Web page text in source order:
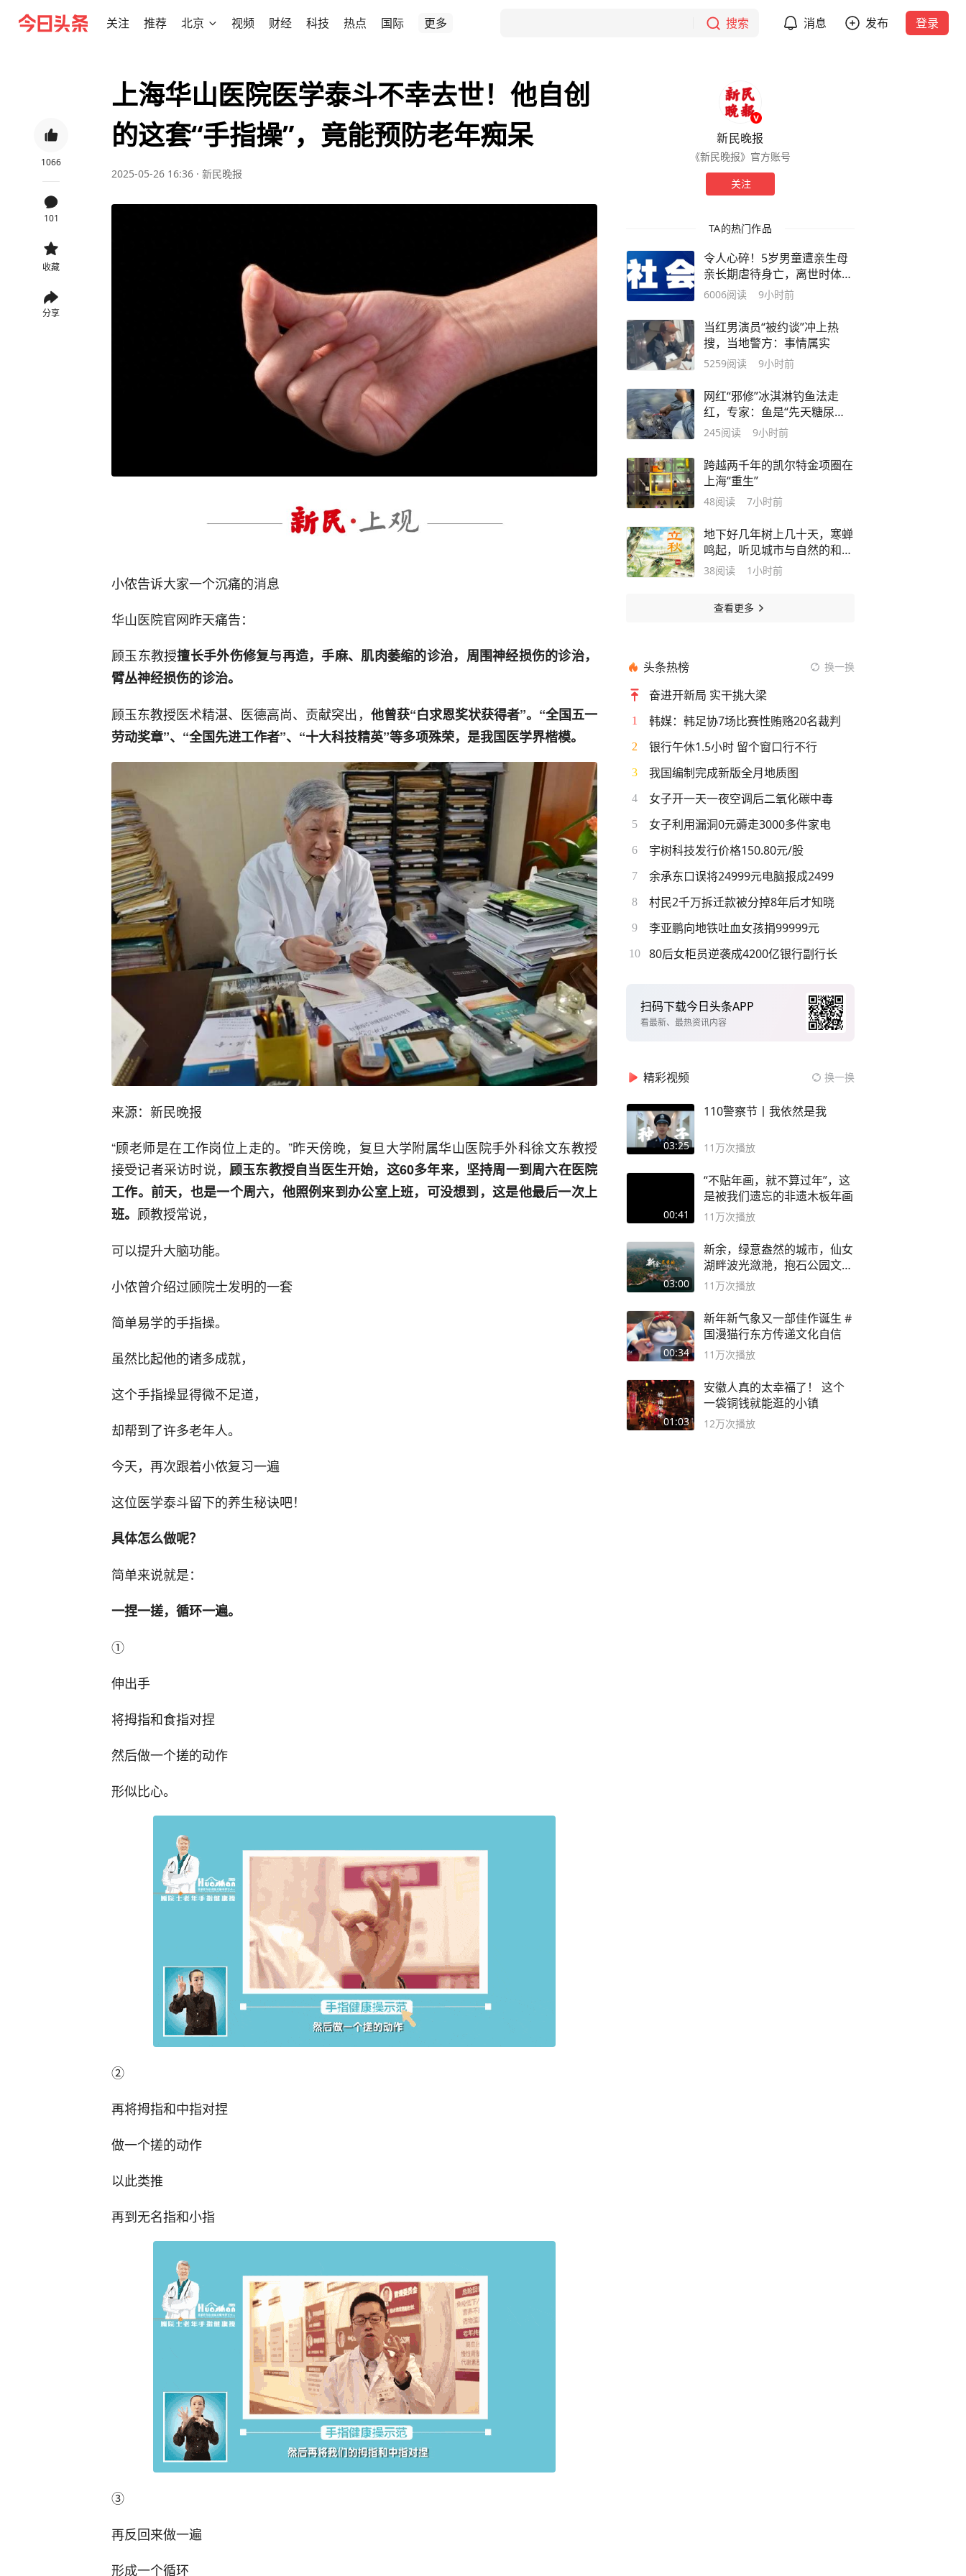
关注 推荐 北京 视频 财经 科技 热点 国际 更多 搜索 消息 发布 登录
1066
101
收藏
分享
上海华山医院医学泰斗不幸去世！他自创
的这套“手指操”，竟能预防老年痴呆
2025-05-26 16:36 · 新民晚报
小侬告诉大家一个沉痛的消息
华山医院官网昨天痛告：
顾玉东教授擅长手外伤修复与再造，手麻、肌肉萎缩的诊治，周围神经损伤的诊治，
臂丛神经损伤的诊治。
顾玉东教授医术精湛、医德高尚、贡献突出， 他曾获“白求恩奖状获得者”。“全国五一
劳动奖章”、“全国先进工作者”、“十大科技精英”等多项殊荣，是我国医学界楷模。
来源：新民晚报
“顾老师是在工作岗位上走的。”昨天傍晚，复旦大学附属华山医院手外科徐文东教授
接受记者采访时说， 顾玉东教授自当医生开始，这60多年来，坚持周一到周六在医院
工作。前天，也是一个周六，他照例来到办公室上班，可没想到，这是他最后一次上
班。 顾教授常说，
可以提升大脑功能。
小侬曾介绍过顾院士发明的一套
简单易学的手指操。
虽然比起他的诸多成就，
这个手指操显得微不足道，
却帮到了许多老年人。
今天，再次跟着小侬复习一遍
这位医学泰斗留下的养生秘诀吧！
具体怎么做呢？
简单来说就是：
一捏一搓，循环一遍。
①
伸出手
将拇指和食指对捏
然后做一个搓的动作
形似比心。
②
再将拇指和中指对捏
做一个搓的动作
以此类推
再到无名指和小指
③
再反回来做一遍
形成一个循环
新民晚报
《新民晚报》官方账号
关注
TA的热门作品
令人心碎！5岁男童遭亲生母
亲长期虐待身亡，离世时体重
仅9.7公斤
6006阅读 9小时前
当红男演员“被约谈”冲上热
搜，当地警方：事情属实
5259阅读 9小时前
网红“邪修”冰淇淋钓鱼法走
红，专家：鱼是“先天糖尿病
体质”，乱喂极易致死
245阅读 9小时前
跨越两千年的凯尔特金项圈在
上海“重生”
48阅读 7小时前
地下好几年树上几十天，寒蝉
鸣起，听见城市与自然的和解
｜新七十二候·立秋
38阅读 1小时前
查看更多
头条热榜 换一换
奋进开新局 实干挑大梁
1 韩媒：韩足协7场比赛性贿赂20名裁判
2 银行午休1.5小时 留个窗口行不行
3 我国编制完成新版全月地质图
4 女子开一天一夜空调后二氧化碳中毒
5 女子利用漏洞0元薅走3000多件家电
6 宇树科技发行价格150.80元/股
7 余承东口误将24999元电脑报成2499
8 村民2千万拆迁款被分掉8年后才知晓
9 李亚鹏向地铁吐血女孩捐99999元
10 80后女柜员逆袭成4200亿银行副行长
扫码下载今日头条APP
看最新、最热资讯内容
精彩视频 换一换
03:25
110警察节丨我依然是我
11万次播放
00:41
“不贴年画，就不算过年”，这
是被我们遗忘的非遗木板年画
11万次播放
03:00
新余，绿意盎然的城市，仙女
湖畔波光潋滟，抱石公园文化
深邃……
11万次播放
00:34
新年新气象又一部佳作诞生 #
国漫猫行东方传递文化自信
11万次播放
01:03
安徽人真的太幸福了！ 这个
一袋铜钱就能逛的小镇
12万次播放